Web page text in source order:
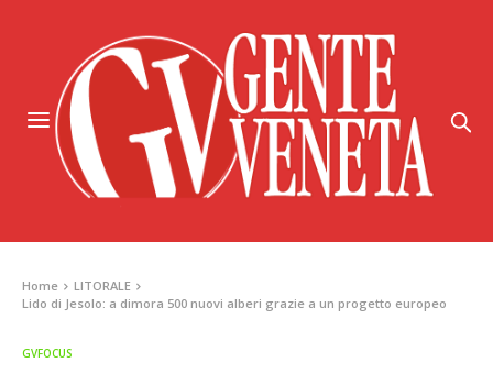
Home
LITORALE
Lido di Jesolo: a dimora 500 nuovi alberi grazie a un progetto europeo
GVFOCUS